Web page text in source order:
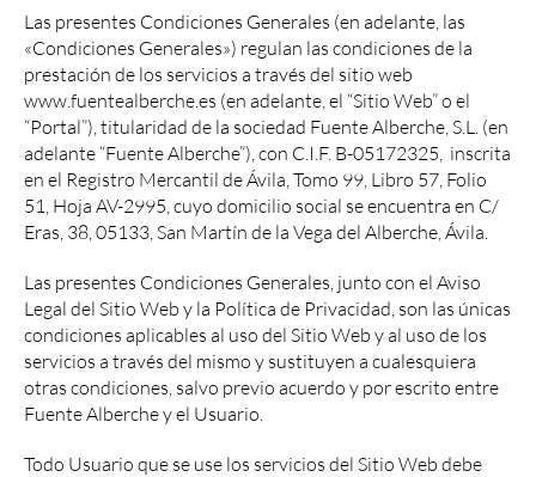
Las presentes Condiciones Generales (en adelante, las
«Condiciones Generales») regulan las condiciones de la
prestación de los servicios a través del sitio web
www.fuentealberche.es (en adelante, el “Sitio Web” o el
“Portal”), titularidad de la sociedad Fuente Alberche, S.L. (en
adelante “Fuente Alberche”), con C.I.F. B-05172325, inscrita
en el Registro Mercantil de Ávila, Tomo 99, Libro 57, Folio
51, Hoja AV-2995, cuyo domicilio social se encuentra en C/
Eras, 38, 05133, San Martín de la Vega del Alberche, Ávila.
Las presentes Condiciones Generales, junto con el Aviso
Legal del Sitio Web y la Política de Privacidad, son las únicas
condiciones aplicables al uso del Sitio Web y al uso de los
servicios a través del mismo y sustituyen a cualesquiera
otras condiciones, salvo previo acuerdo y por escrito entre
Fuente Alberche y el Usuario.
Todo Usuario que se use los servicios del Sitio Web debe